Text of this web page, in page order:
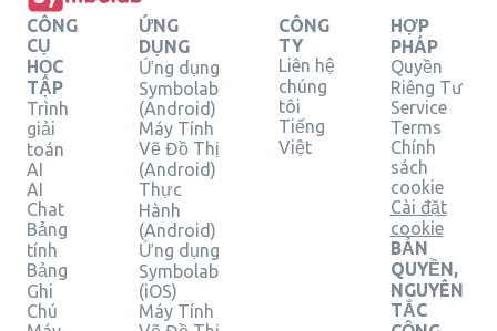
CÔNG
CỤ
HỌC
TẬP
Trình
giải
toán
AI
AI
Chat
Bảng
tính
Bảng
Ghi
Chú
ỨNG
DỤNG
Ứng dụng
Symbolab
(Android)
Máy Tính
Vẽ Đồ Thị
(Android)
Thực
Hành
(Android)
Ứng dụng
Symbolab
(iOS)
Máy Tính
CÔNG
TY
Liên hệ
chúng
tôi
Tiếng
Việt
HỢP
PHÁP
Quyền
Riêng Tư
Service
Terms
Chính
sách
cookie
Cài đặt
cookie
BẢN
QUYỀN,
NGUYÊN
TẮC